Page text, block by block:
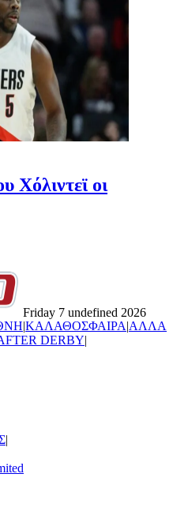
Χόλιντεϊ οι
Friday 7 undefined 2026
|ΚΑΛΑΘΟΣΦΑΙΡΑ|ΑΛΛΑ
DERBY|
|